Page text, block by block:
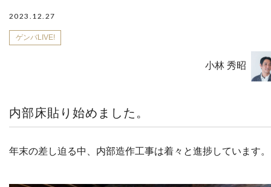
2023.12.27
ゲンバLIVE!
小林 秀昭
内部床貼り始めました。
年末の差し迫る中、内部造作工事は着々と進捗しています。